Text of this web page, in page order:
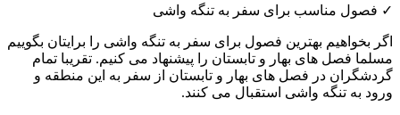
✓ فصول مناسب برای سفر به تنگه واشی
اگر بخواهیم بهترین فصول برای سفر به تنگه واشی را برایتان بگوییم
مسلما فصل های بهار و تابستان را پیشنهاد می کنیم. تقریبا تمام
گردشگران در فصل های بهار و تابستان از سفر به این منطقه و
ورود به تنگه واشی استقبال می کنند.